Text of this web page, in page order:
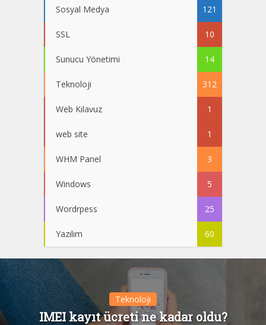
Sosyal Medya 121
SSL 10
Sunucu Yönetimi 14
Teknoloji 312
Web Kılavuz 1
web site 1
WHM Panel 3
Windows 5
Wordrpess 25
Yazılım 60
Teknoloji
IMEI kayıt ücreti ne kadar oldu?